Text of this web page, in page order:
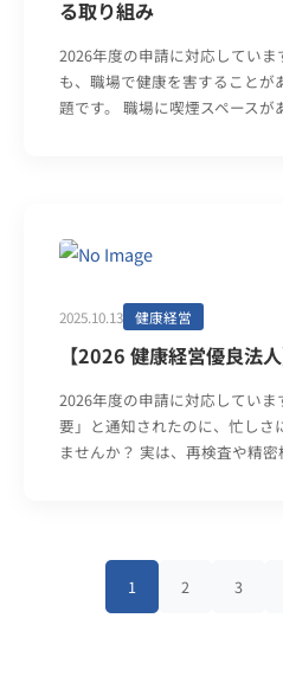
る取り組み
2026年度の申請に対応してい
も、職場で健康を害することが
題です。 職場に喫煙スペース
2025.10.13 健康経営
【2026 健康経営優良法
2026年度の申請に対応してい
要」と通知されたのに、忙しさ
ませんか？ 実は、再検査や精
1 2 3